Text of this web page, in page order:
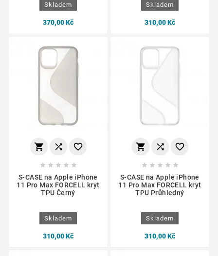
Skladem
370,00 Kč
Skladem
310,00 Kč
  
    
S-CASE na Apple iPhone
11 Pro Max FORCELL kryt
TPU Černý
Skladem
310,00 Kč
  
    
S-CASE na Apple iPhone
11 Pro Max FORCELL kryt
TPU Průhledný
Skladem
310,00 Kč